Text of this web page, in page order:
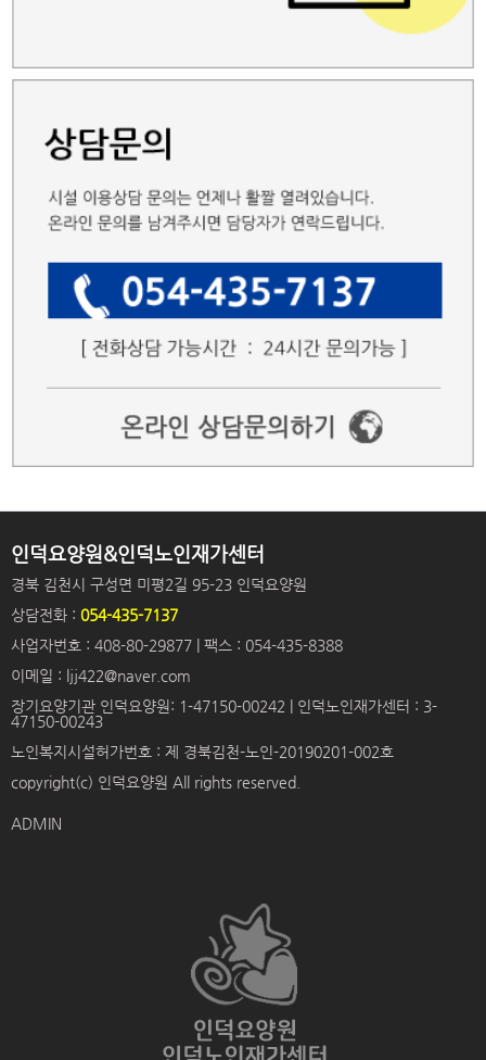
인덕요양원&인덕노인재가센터
경북 김천시 구성면 미평2길 95-23 인덕요양원
상담전화 : 054-435-7137
사업자번호 : 408-80-29877 | 팩스 : 054-435-8388
이메일 : ljj422@naver.com
장기요양기관 인덕요양원: 1-47150-00242 | 인덕노인재가센터 : 3-
47150-00243
노인복지시설허가번호 : 제 경북김천-노인-20190201-002호
copyright(c) 인덕요양원 All rights reserved.
ADMIN